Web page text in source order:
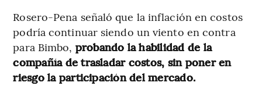
Rosero-Pena señaló que la inflación en costos
podría continuar siendo un viento en contra
para Bimbo, probando la habilidad de la
compañía de trasladar costos, sin poner en
riesgo la participación del mercado.